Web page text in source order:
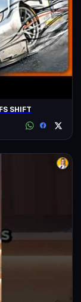
SHIFT